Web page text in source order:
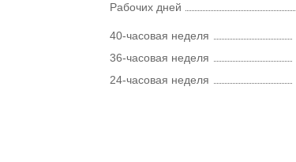
Рабочих дней
40-часовая неделя
36-часовая неделя
24-часовая неделя